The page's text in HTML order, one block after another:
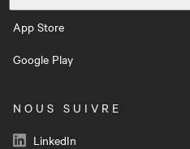
App Store
Google Play
NOUS SUIVRE
LinkedIn